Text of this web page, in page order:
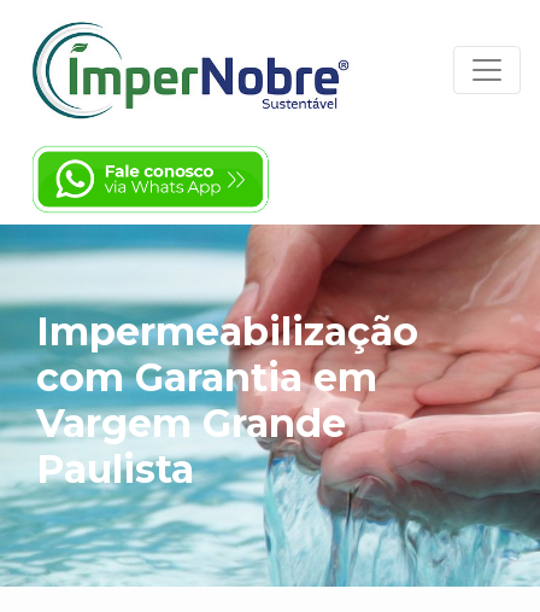
Impermeabilização
com Garantia em
Vargem Grande
Paulista